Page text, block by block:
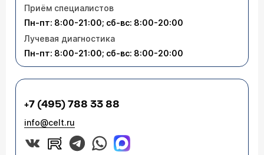
Приём специалистов
Пн-пт: 8:00-21:00; сб-вс: 8:00-20:00
Лучевая диагностика
Пн-пт: 8:00-21:00; сб-вс: 8:00-20:00
+7 (495) 788 33 88
info@celt.ru